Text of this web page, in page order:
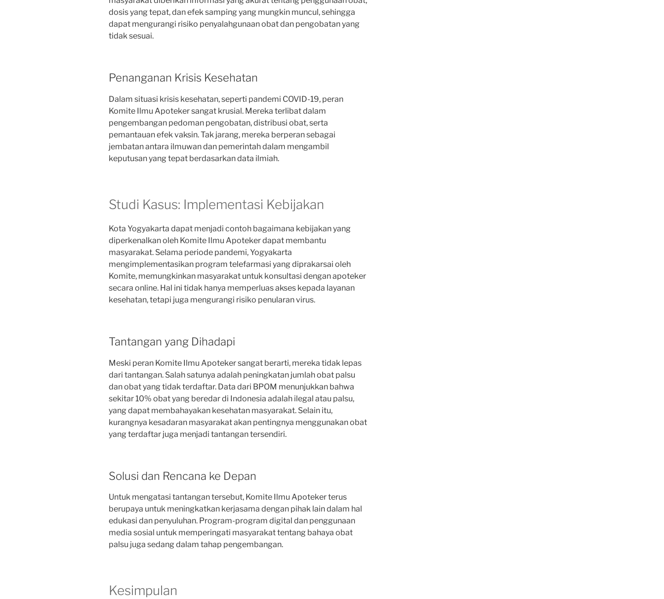
dosis yang tepat, dan efek samping yang mungkin muncul, sehingga
dapat mengurangi risiko penyalahgunaan obat dan pengobatan yang
tidak sesuai.
Penanganan Krisis Kesehatan
Dalam situasi krisis kesehatan, seperti pandemi COVID-19, peran
Komite Ilmu Apoteker sangat krusial. Mereka terlibat dalam
pengembangan pedoman pengobatan, distribusi obat, serta
pemantauan efek vaksin. Tak jarang, mereka berperan sebagai
jembatan antara ilmuwan dan pemerintah dalam mengambil
keputusan yang tepat berdasarkan data ilmiah.
Studi Kasus: Implementasi Kebijakan
Kota Yogyakarta dapat menjadi contoh bagaimana kebijakan yang
diperkenalkan oleh Komite Ilmu Apoteker dapat membantu
masyarakat. Selama periode pandemi, Yogyakarta
mengimplementasikan program telefarmasi yang diprakarsai oleh
Komite, memungkinkan masyarakat untuk konsultasi dengan apoteker
secara online. Hal ini tidak hanya memperluas akses kepada layanan
kesehatan, tetapi juga mengurangi risiko penularan virus.
Tantangan yang Dihadapi
Meski peran Komite Ilmu Apoteker sangat berarti, mereka tidak lepas
dari tantangan. Salah satunya adalah peningkatan jumlah obat palsu
dan obat yang tidak terdaftar. Data dari BPOM menunjukkan bahwa
sekitar 10% obat yang beredar di Indonesia adalah ilegal atau palsu,
yang dapat membahayakan kesehatan masyarakat. Selain itu,
kurangnya kesadaran masyarakat akan pentingnya menggunakan obat
yang terdaftar juga menjadi tantangan tersendiri.
Solusi dan Rencana ke Depan
Untuk mengatasi tantangan tersebut, Komite Ilmu Apoteker terus
berupaya untuk meningkatkan kerjasama dengan pihak lain dalam hal
edukasi dan penyuluhan. Program-program digital dan penggunaan
media sosial untuk memperingati masyarakat tentang bahaya obat
palsu juga sedang dalam tahap pengembangan.
Kesimpulan